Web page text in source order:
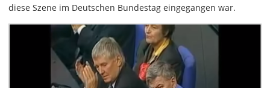
diese Szene im Deutschen Bundestag eingegangen war.